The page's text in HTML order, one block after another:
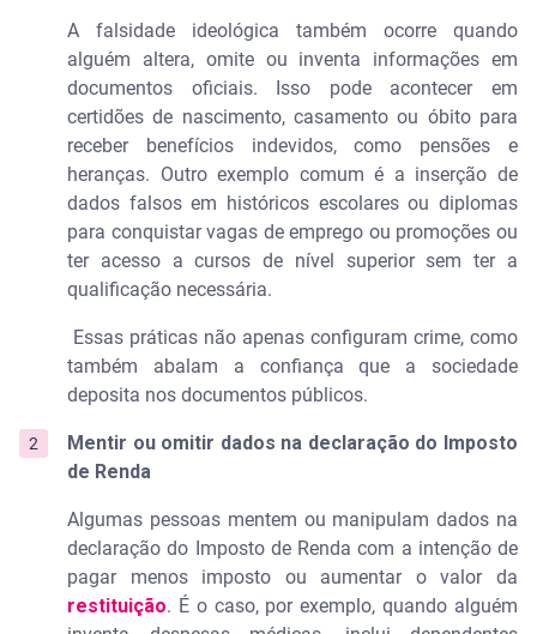
A falsidade ideológica também ocorre quando
alguém altera, omite ou inventa informações em
documentos oficiais. Isso pode acontecer em
certidões de nascimento, casamento ou óbito para
receber benefícios indevidos, como pensões e
heranças. Outro exemplo comum é a inserção de
dados falsos em históricos escolares ou diplomas
para conquistar vagas de emprego ou promoções ou
ter acesso a cursos de nível superior sem ter a
qualificação necessária.
Essas práticas não apenas configuram crime, como
também abalam a confiança que a sociedade
deposita nos documentos públicos.
Mentir ou omitir dados na declaração do Imposto
de Renda
Algumas pessoas mentem ou manipulam dados na
declaração do Imposto de Renda com a intenção de
pagar menos imposto ou aumentar o valor da
restituição. É o caso, por exemplo, quando alguém